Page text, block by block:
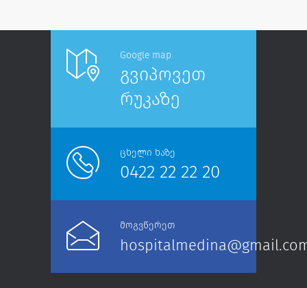
Google map
გვიპოვეთ
რუკაზე
ცხელი ხაზე
0422 22 22 20
მოგვწერეთ